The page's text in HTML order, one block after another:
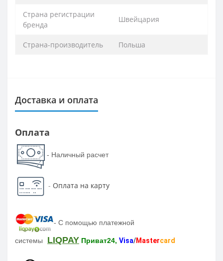
Страна регистрации
бренда
Швейцария
Страна-производитель Польша
Доставка и оплата
Оплата
- Наличный расчет
- Оплата на карту
- С помощью платежной
системы LIQPAY Приват24, Visa/Mastercard